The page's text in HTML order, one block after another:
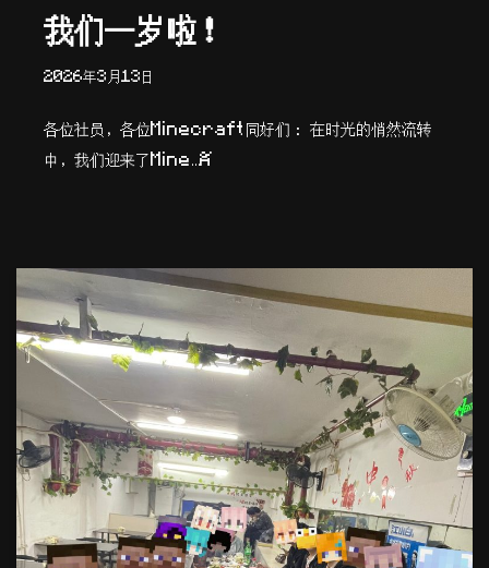
我们一岁啦！
2026年3月13日
各位社员，各位Minecraft同好们： 在时光的悄然流转
中，我们迎来了Mine…